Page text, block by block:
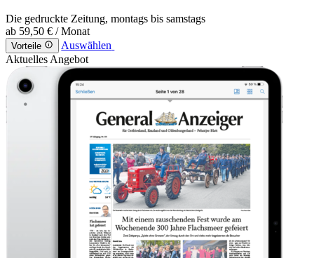
Die gedruckte Zeitung, montags bis samstags
ab 59,50 € / Monat
Vorteile
Auswählen
Aktuelles Angebot